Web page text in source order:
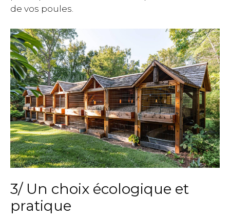
de vos poules.
3/ Un choix écologique et
pratique